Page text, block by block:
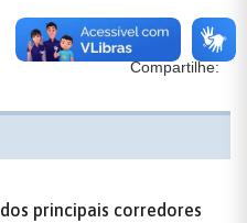
Compartilhe:
principais corredores